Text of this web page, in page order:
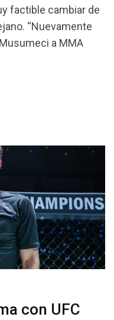
factible cambiar de
“Nuevamente
a MMA
con UFC